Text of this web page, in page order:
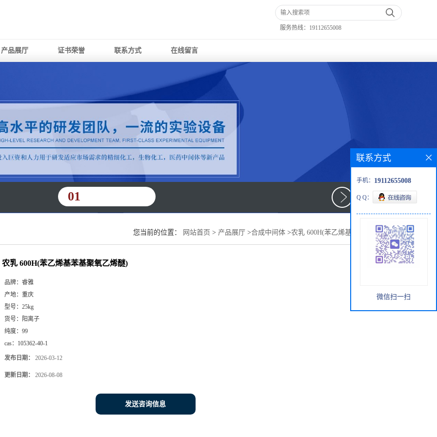
服务热线： 19112655008
产品展厅 证书荣誉 联系方式 在线留言
01
您当前的位置： 网站首页 > 产品展厅 >合成中间体 >农乳 600H(苯乙烯基苯基聚氧乙烯醚)
农乳 600H(苯乙烯基苯基聚氧乙烯醚)
品牌： 睿雅
产地： 重庆
型号： 25kg
货号：
阳离子
纯度： 99
cas： 105362-40-1
发布日期： 2026-03-12
更新日期： 2026-08-08
发送咨询信息
联系方式
手机： 19112655008
Q Q：
微信扫一扫